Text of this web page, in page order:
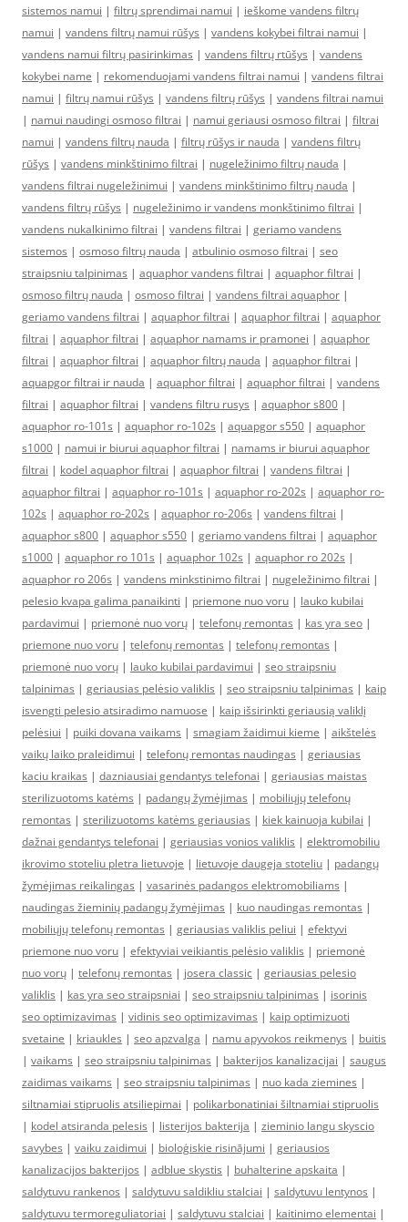
sistemos namui | filtrų sprendimai namui | ieškome vandens filtrų
namui | vandens filtrų namui rūšys | vandens kokybei filtrai namui |
vandens namui filtrų pasirinkimas | vandens filtrų rtūšys | vandens
kokybei name | rekomenduojami vandens filtrai namui | vandens filtrai
namui | filtrų namui rūšys | vandens filtrų rūšys | vandens filtrai namui
| namui naudingi osmoso filtrai | namui geriausi osmoso filtrai | filtrai
namui | vandens filtrų nauda | filtrų rūšys ir nauda | vandens filtrų
rūšys | vandens minkštinimo filtrai | nugeležinimo filtrų nauda |
vandens filtrai nugeležinimui | vandens minkštinimo filtrų nauda |
vandens filtrų rūšys | nugeležinimo ir vandens monkštinimo filtrai |
vandens nukalkinimo filtrai | vandens filtrai | geriamo vandens
sistemos | osmoso filtrų nauda | atbulinio osmoso filtrai | seo
straipsniu talpinimas | aquaphor vandens filtrai | aquaphor filtrai |
osmoso filtrų nauda | osmoso filtrai | vandens filtrai aquaphor |
geriamo vandens filtrai | aquaphor filtrai | aquaphor filtrai | aquaphor
filtrai | aquaphor filtrai | aquaphor namams ir pramonei | aquaphor
filtrai | aquaphor filtrai | aquaphor filtrų nauda | aquaphor filtrai |
aquapgor filtrai ir nauda | aquaphor filtrai | aquaphor filtrai | vandens
filtrai | aquaphor filtrai | vandens filtru rusys | aquaphor s800 |
aquaphor ro-101s | aquaphor ro-102s | aquapgor s550 | aquaphor
s1000 | namui ir biurui aquaphor filtrai | namams ir biurui aquaphor
filtrai | kodel aquaphor filtrai | aquaphor filtrai | vandens filtrai |
aquaphor filtrai | aquaphor ro-101s | aquaphor ro-202s | aquaphor ro-
102s | aquaphor ro-202s | aquaphor ro-206s | vandens filtrai |
aquaphor s800 | aquaphor s550 | geriamo vandens filtrai | aquaphor
s1000 | aquaphor ro 101s | aquaphor 102s | aquaphor ro 202s |
aquaphor ro 206s | vandens minkstinimo filtrai | nugeležinimo filtrai |
pelesio kvapa galima panaikinti | priemone nuo voru | lauko kubilai
pardavimui | priemonė nuo vorų | telefonų remontas | kas yra seo |
priemone nuo voru | telefonų remontas | telefonų remontas |
priemonė nuo vorų | lauko kubilai pardavimui | seo straipsniu
talpinimas | geriausias pelėsio valiklis | seo straipsniu talpinimas | kaip
isvengti pelesio atsiradimo namuose | kaip išsirinkti geriausią valiklį
pelėsiui | puiki dovana vaikams | smagiam žaidimui kieme | aikštelės
vaikų laiko praleidimui | telefonų remontas naudingas | geriausias
kaciu kraikas | dazniausiai gendantys telefonai | geriausias maistas
sterilizuotoms katėms | padangų žymėjimas | mobiliųjų telefonų
remontas | sterilizuotoms katėms geriausias | kiek kainuoja kubilai |
dažnai gendantys telefonai | geriausias vonios valiklis | elektromobiliu
ikrovimo stoteliu pletra lietuvoje | lietuvoje daugeja stoteliu | padangų
žymėjimas reikalingas | vasarinės padangos elektromobiliams |
naudingas žieminių padangų žymėjimas | kuo naudingas remontas |
mobiliųjų telefonų remontas | geriausias valiklis peliui | efektyvi
priemone nuo voru | efektyviai veikiantis pelėsio valiklis | priemonė
nuo vorų | telefonų remontas | josera classic | geriausias pelesio
valiklis | kas yra seo straipsniai | seo straipsniu talpinimas | isorinis
seo optimizavimas | vidinis seo optimizavimas | kaip optimizuoti
svetaine | kriaukles | seo apzvalga | namu apyvokos reikmenys | buitis
| vaikams | seo straipsniu talpinimas | bakterijos kanalizacijai | saugus
zaidimas vaikams | seo straipsniu talpinimas | nuo kada ziemines |
siltnamiai stipruolis atsiliepimai | polikarbonatiniai šiltnamiai stipruolis
| kodel atsiranda pelesis | listerijos bakterija | zieminio langu skyscio
savybes | vaiku zaidimui | bioloģiskie risinājumi | geriausios
kanalizacijos bakterijos | adblue skystis | buhalterine apskaita |
saldytuvu rankenos | saldytuvu saldikliu stalciai | saldytuvu lentynos |
saldytuvu termoreguliatoriai | saldytuvu stalciai | kaitinimo elementai |